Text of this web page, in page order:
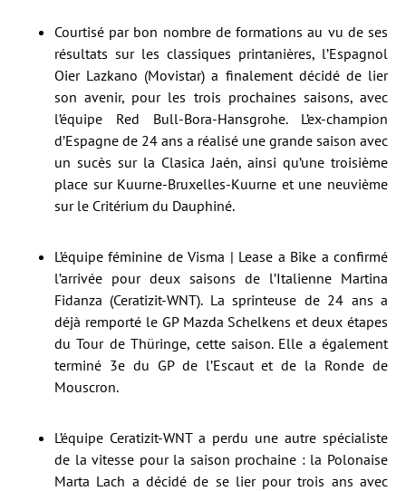
Courtisé par bon nombre de formations au vu de ses
résultats sur les classiques printanières, l’Espagnol
Oier Lazkano (Movistar) a finalement décidé de lier
son avenir, pour les trois prochaines saisons, avec
l’équipe Red Bull-Bora-Hansgrohe. L’ex-champion
d’Espagne de 24 ans a réalisé une grande saison avec
un sucès sur la Clasica Jaén, ainsi qu’une troisième
place sur Kuurne-Bruxelles-Kuurne et une neuvième
sur le Critérium du Dauphiné.
L’équipe féminine de Visma | Lease a Bike a confirmé
l’arrivée pour deux saisons de l’Italienne Martina
Fidanza (Ceratizit-WNT). La sprinteuse de 24 ans a
déjà remporté le GP Mazda Schelkens et deux étapes
du Tour de Thüringe, cette saison. Elle a également
terminé 3e du GP de l’Escaut et de la Ronde de
Mouscron.
L’équipe Ceratizit-WNT a perdu une autre spécialiste
de la vitesse pour la saison prochaine : la Polonaise
Marta Lach a décidé de se lier pour trois ans avec